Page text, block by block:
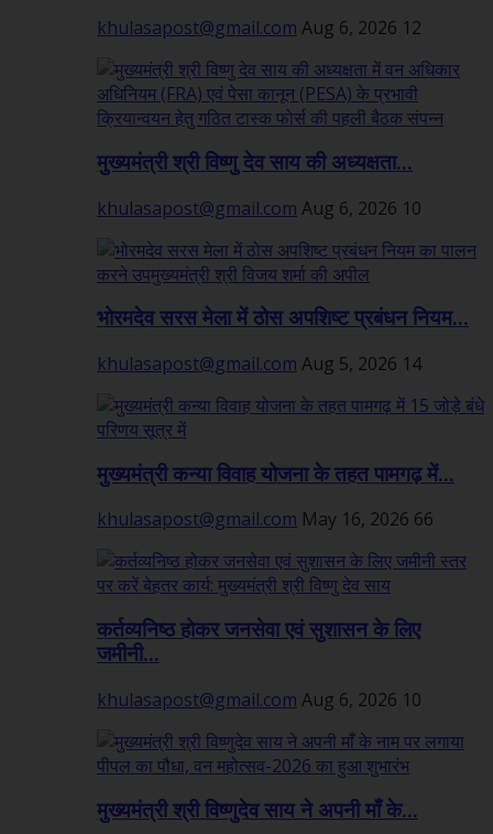
khulasapost@gmail.com Aug 6, 2026 12
मुख्यमंत्री श्री विष्णु देव साय की अध्यक्षता...
khulasapost@gmail.com Aug 6, 2026 10
भोरमदेव सरस मेला में ठोस अपशिष्ट प्रबंधन नियम...
khulasapost@gmail.com Aug 5, 2026 14
मुख्यमंत्री कन्या विवाह योजना के तहत पामगढ़ में...
khulasapost@gmail.com May 16, 2026 66
कर्तव्यनिष्ठ होकर जनसेवा एवं सुशासन के लिए
जमीनी...
khulasapost@gmail.com Aug 6, 2026 10
मुख्यमंत्री श्री विष्णुदेव साय ने अपनी माँ के...